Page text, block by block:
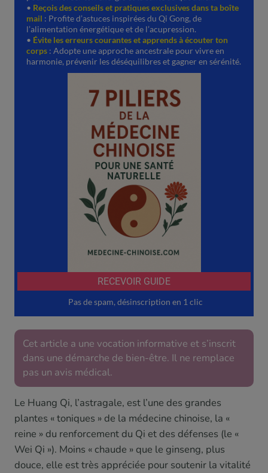
Cet article a une vocation informative et s’inscrit
dans une démarche de bien-être. Il ne remplace
pas un avis médical.
Le Huang Qi, l’astragale, est l’une des grandes
plantes « toniques » de la médecine chinoise, la «
reine » du renforcement du Qi et des défenses (le «
Wei Qi »). Moins « chaude » que le ginseng, plus
douce, elle est très appréciée pour soutenir la vitalité